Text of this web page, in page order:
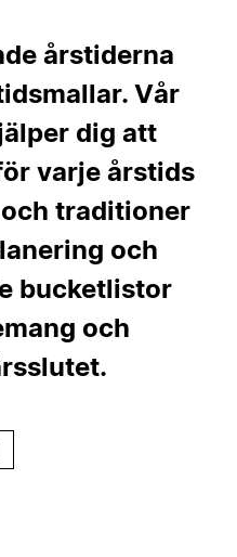
årstiderna
Vår
dig att
varje årstids
traditioner
och
bucketlistor
och